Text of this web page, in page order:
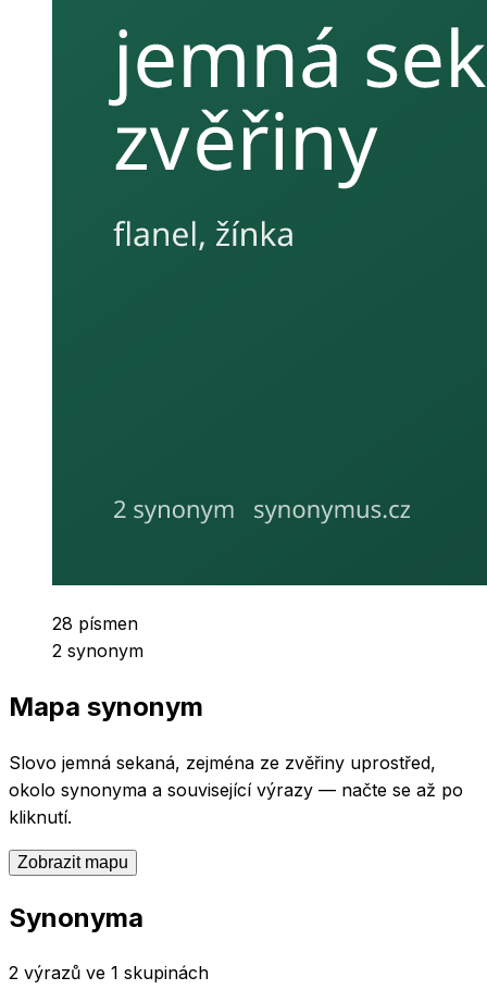
Počet písmen
28 písmen
Počet synonym
2 synonym
Mapa synonym
Slovo jemná sekaná, zejména ze zvěřiny uprostřed,
okolo synonyma a související výrazy — načte se až po
kliknutí.
Zobrazit mapu
Synonyma
2 výrazů ve 1 skupinách